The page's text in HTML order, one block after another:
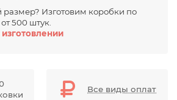
Изготовим коробки по
500 штук.
Все виды оплат